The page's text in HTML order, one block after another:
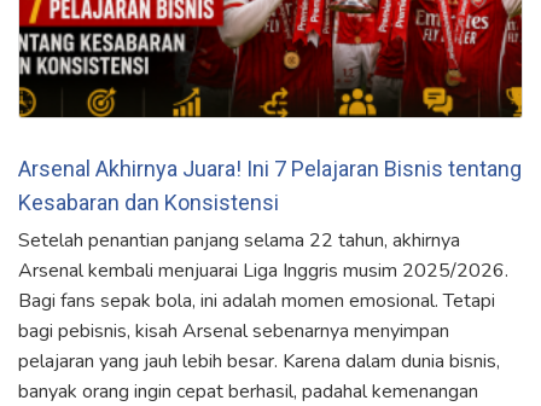
Arsenal Akhirnya Juara! Ini 7 Pelajaran Bisnis tentang
Kesabaran dan Konsistensi
Setelah penantian panjang selama 22 tahun, akhirnya
Arsenal kembali menjuarai Liga Inggris musim 2025/2026.
Bagi fans sepak bola, ini adalah momen emosional. Tetapi
bagi pebisnis, kisah Arsenal sebenarnya menyimpan
pelajaran yang jauh lebih besar. Karena dalam dunia bisnis,
banyak orang ingin cepat berhasil, padahal kemenangan